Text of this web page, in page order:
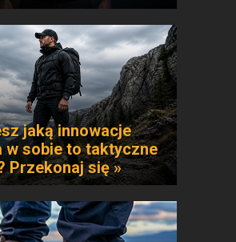
jaką innowacje
w sobie to taktyczne
Przekonaj się »